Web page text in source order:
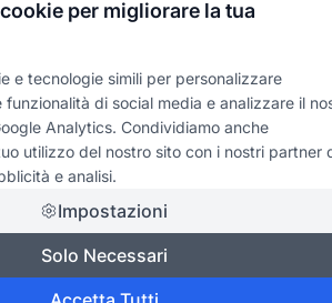
Attività
per migliorare la tua
e tecnologie simili per personalizzare
di social media e analizzare il
Analytics. Condividiamo anche
utilizzo del nostro sito con i nostri partner
e analisi.
Impostazioni
Solo Necessari